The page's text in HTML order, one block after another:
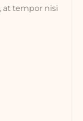
at tempor nisi